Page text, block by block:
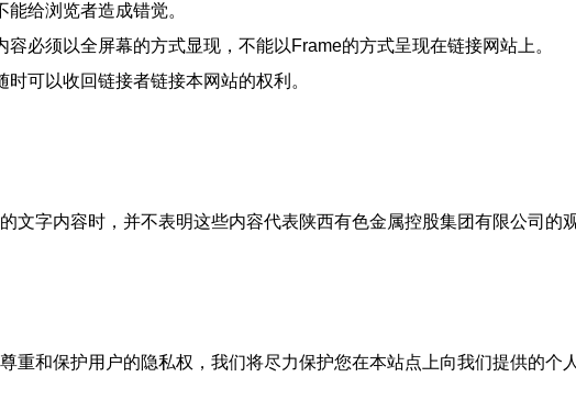
给浏览者造成错觉。
必须以全屏幕的方式显现，不能以Frame的方式呈现在链接网站上。
可以收回链接者链接本网站的权利。
文字内容时，并不表明这些内容代表陕西有色金属控股集团有限公司的
重和保护用户的隐私权，我们将尽力保护您在本站点上向我们提供的个人